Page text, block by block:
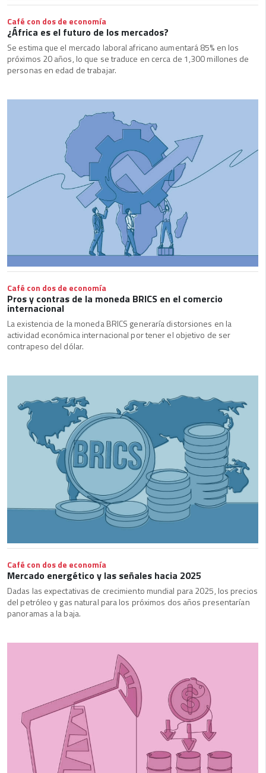
Café con dos de economía
¿África es el futuro de los mercados?
Se estima que el mercado laboral africano aumentará 85% en los
próximos 20 años, lo que se traduce en cerca de 1,300 millones de
personas en edad de trabajar.
Café con dos de economía
Pros y contras de la moneda BRICS en el comercio
internacional
La existencia de la moneda BRICS generaría distorsiones en la
actividad económica internacional por tener el objetivo de ser
contrapeso del dólar.
Café con dos de economía
Mercado energético y las señales hacia 2025
Dadas las expectativas de crecimiento mundial para 2025, los precios
del petróleo y gas natural para los próximos dos años presentarían
panoramas a la baja.